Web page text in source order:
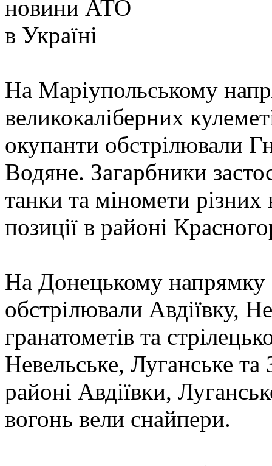
На Маріупольському
великокаліберних
окупанти обстрілювали
Водяне. Загарбники
танки та міномети
позиції в районі
На Донецькому напрямку
обстрілювали Авдіївку,
гранатометів та
Невельське, Луганське
районі Авдіївки,
вогонь вели снайпери.